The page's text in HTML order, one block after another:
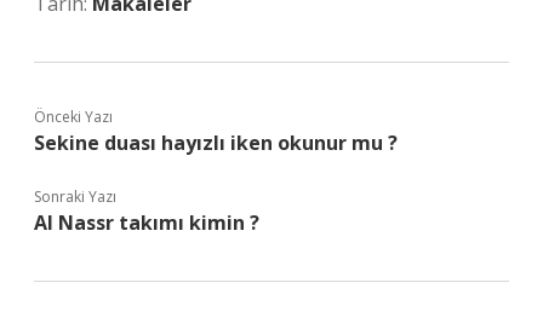
Önceki Yazı
Sekine duası hayızlı iken okunur mu ?
Sonraki Yazı
Al Nassr takımı kimin ?